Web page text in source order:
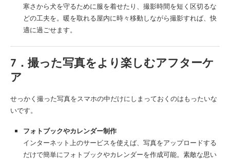
寒さから犬を守るために服を着せたり、撮影時間を短く区切るな
どの工夫を。暖を取れる屋内に時々移動しながら撮影すれば、快
適に過ごせます。
7．撮った写真をより楽しむアフターケ
ア
せっかく撮った写真をスマホの中だけにしまっておくのはもったいな
いです。
フォトブックやカレンダー制作
インターネット上のサービスを使えば、写真をアップロードする
だけで簡単にフォトブックやカレンダーを作成可能。素敵な思い